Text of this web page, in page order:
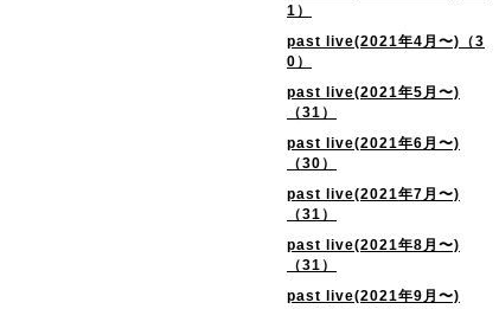
1）
past live(2021年4月〜)（3
0）
past live(2021年5月〜)
（31）
past live(2021年6月〜)
（30）
past live(2021年7月〜)
（31）
past live(2021年8月〜)
（31）
past live(2021年9月〜)